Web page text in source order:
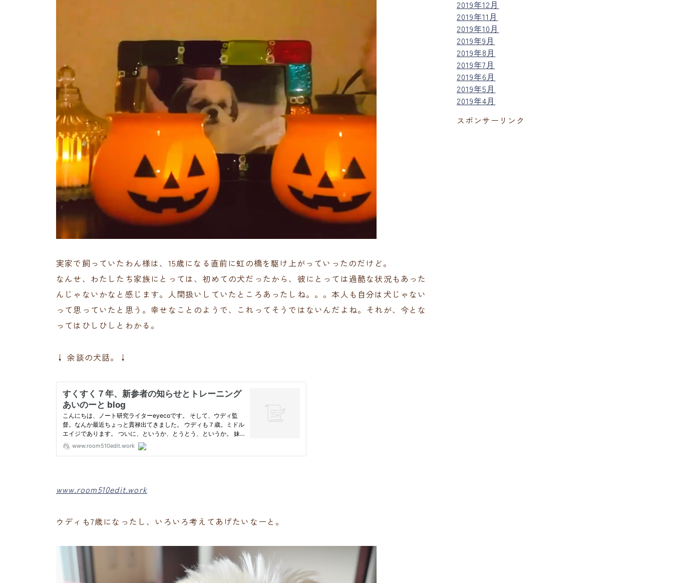
実家で飼っていたわん様は、15歳になる直前に虹の橋を駆け上がっていったのだけど。
なんせ、わたしたち家族にとっては、初めての犬だったから、彼にとっては過酷な状況もあった
んじゃないかなと感じます。人間扱いしていたところあったしね。。。本人も自分は犬じゃない
って思っていたと思う。幸せなことのようで、これってそうではないんだよね。それが、今とな
ってはひしひしとわかる。
↓ 余談の犬話。↓
www.room510edit.work
ウディも7歳になったし、いろいろ考えてあげたいなーと。
2019年12月
2019年11月
2019年10月
2019年9月
2019年8月
2019年7月
2019年6月
2019年5月
2019年4月
スポンサーリンク